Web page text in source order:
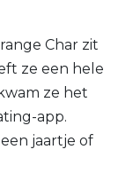
Char zit
ze een hele
ze het
app.
jaartje of